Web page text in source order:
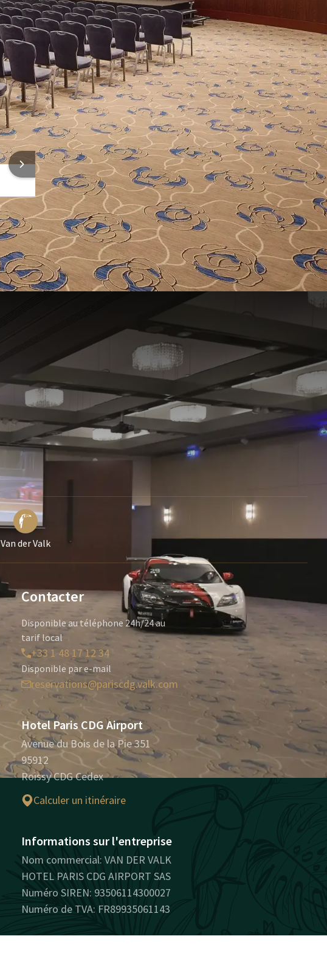
Van der Valk
Contacter
Disponible au téléphone 24h/24 au
tarif local
+33 1 48 17 12 34
Disponible par e-mail
reservations@pariscdg.valk.com
Hotel Paris CDG Airport
Avenue du Bois de la Pie 351
95912
Roissy CDG Cedex
Calculer un itinéraire
Informations sur l'entreprise
Nom commercial: VAN DER VALK
HOTEL PARIS CDG AIRPORT SAS
Numéro SIREN: 93506114300027
Numéro de TVA: FR89935061143